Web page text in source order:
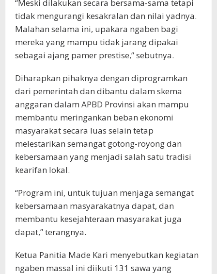
“Meski dilakukan secara bersama-sama tetapi
tidak mengurangi kesakralan dan nilai yadnya.
Malahan selama ini, upakara ngaben bagi
mereka yang mampu tidak jarang dipakai
sebagai ajang pamer prestise,” sebutnya.
Diharapkan pihaknya dengan diprogramkan
dari pemerintah dan dibantu dalam skema
anggaran dalam APBD Provinsi akan mampu
membantu meringankan beban ekonomi
masyarakat secara luas selain tetap
melestarikan semangat gotong-royong dan
kebersamaan yang menjadi salah satu tradisi
kearifan lokal.
“Program ini, untuk tujuan menjaga semangat
kebersamaan masyarakatnya dapat, dan
membantu kesejahteraan masyarakat juga
dapat,” terangnya.
Ketua Panitia Made Kari menyebutkan kegiatan
ngaben massal ini diikuti 131 sawa yang